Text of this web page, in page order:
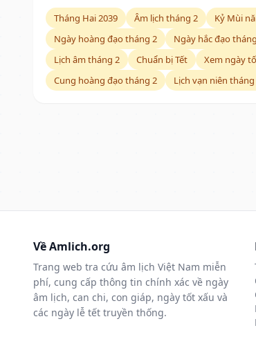
Tháng Hai 2039 Âm lịch tháng 2
Kỷ Mùi
Ngày hoàng đạo tháng 2
Ngày hắc đạo
Lịch âm tháng 2
Chuẩn bị Tết
Xem ngày
Cung hoàng đạo tháng 2
Lịch vạn niên tháng
Về Amlich.org
Trang web tra cứu âm lịch Việt Nam miễn
phí, cung cấp thông tin chính xác về ngày
âm lịch, can chi, con giáp, ngày tốt xấu và
các ngày lễ tết truyền thống.